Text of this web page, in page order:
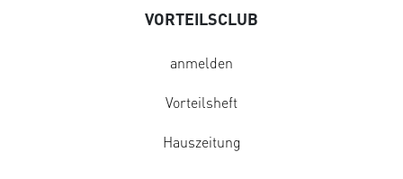
VORTEILSCLUB
anmelden
Vorteilsheft
Hauszeitung